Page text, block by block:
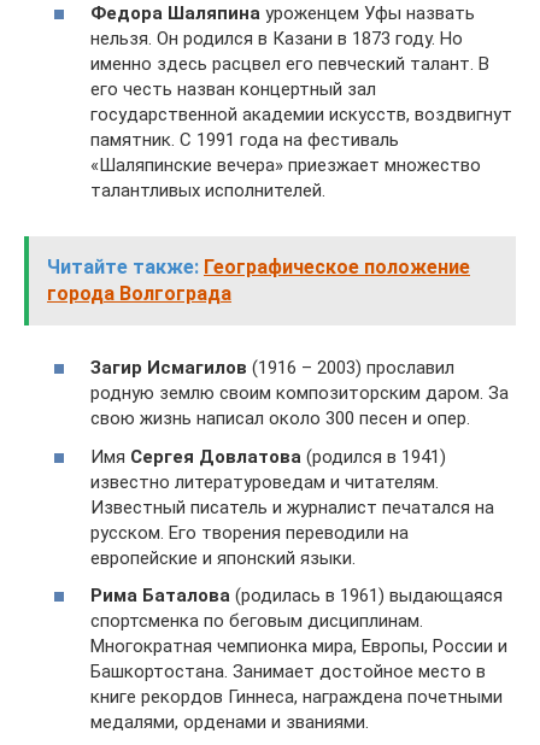
Федора Шаляпина уроженцем Уфы назвать
нельзя. Он родился в Казани в 1873 году. Но
именно здесь расцвел его певческий талант. В
его честь назван концертный зал
государственной академии искусств, воздвигнут
памятник. С 1991 года на фестиваль
«Шаляпинские вечера» приезжает множество
талантливых исполнителей.
Читайте также: Географическое положение
города Волгограда
Загир Исмагилов (1916 – 2003) прославил
родную землю своим композиторским даром. За
свою жизнь написал около 300 песен и опер.
Имя Сергея Довлатова (родился в 1941)
известно литературоведам и читателям.
Известный писатель и журналист печатался на
русском. Его творения переводили на
европейские и японский языки.
Рима Баталова (родилась в 1961) выдающаяся
спортсменка по беговым дисциплинам.
Многократная чемпионка мира, Европы, России и
Башкортостана. Занимает достойное место в
книге рекордов Гиннеса, награждена почетными
медалями, орденами и званиями.